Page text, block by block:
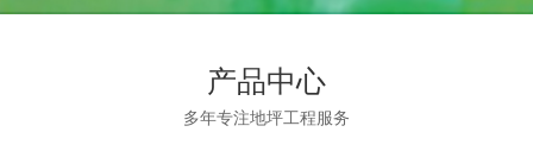
产品中心
多年专注地坪工程服务